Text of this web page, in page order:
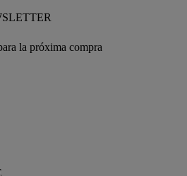
la próxima compra